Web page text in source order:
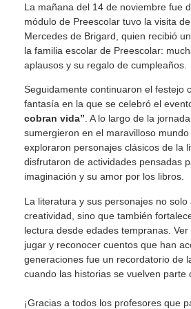
La mañana del 14 de noviembre fue
módulo de Preescolar tuvo la visita
Mercedes de Brigard, quien recibió
la familia escolar de Preescolar:
aplausos y su regalo de cumpleaños.
Seguidamente continuaron el festejo
fantasía en la que se celebró el
cobran vida” . A lo largo de la
sumergieron en el maravilloso mundo
exploraron personajes clásicos de la
disfrutaron de actividades pensadas
imaginación y su amor por los libros.
La literatura y sus personajes no solo
creatividad, sino que también
lectura desde edades tempranas. Ver
jugar y reconocer cuentos que han
generaciones fue un recordatorio de
cuando las historias se vuelven parte
¡Gracias a todos los profesores que